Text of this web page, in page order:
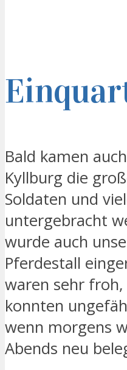
Bald kamen
Kyllburg die
Soldaten und
untergebracht
wurde auch
Pferdestall
waren sehr
konnten
wenn morgens
Abends neu